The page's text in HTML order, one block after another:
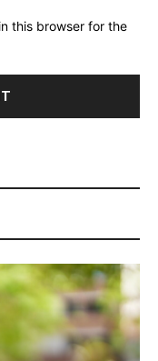
this browser for the